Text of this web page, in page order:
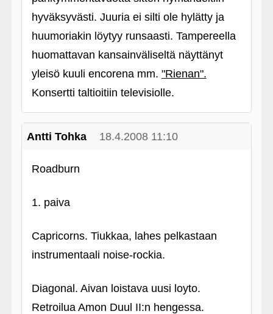
hyväksyvästi. Juuria ei silti ole hylätty ja
huumoriakin löytyy runsaasti. Tampereella
huomattavan kansainväliseltä näyttänyt
yleisö kuuli encorena mm. "Rienan".
Konsertti taltioitiin televisiolle.
Antti Tohka 18.4.2008 11:10
Roadburn
1. paiva
Capricorns. Tiukkaa, lahes pelkastaan
instrumentaali noise-rockia.
Diagonal. Aivan loistava uusi loyto.
Retroilua Amon Duul II:n hengessa.